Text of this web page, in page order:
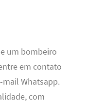
um bombeiro
em contato
Whatsapp.
com